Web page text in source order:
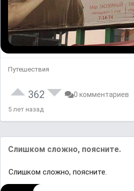
Путешествия
362 0 комментариев
5 лет назад
Слишком сложно, поясните.
Слишком сложно, поясните.